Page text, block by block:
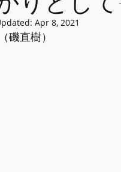
Apr 8, 2021
（磯直樹）